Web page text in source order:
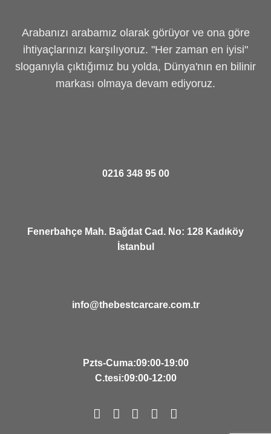
Arabanızı arabamız olarak görüyor ve ona göre
ihtiyaçlarınızı karşılıyoruz. "Her zaman en iyisi"
sloganıyla çıktığımız bu yolda, Dünya'nın en bilinir
markası olmaya devam ediyoruz.
0216 348 95 00
Fenerbahçe Mah. Bağdat Cad. No: 128 Kadıköy
İstanbul
info@thebestcarcare.com.tr
Pzts-Cuma:09:00-19:00
C.tesi:09:00-12:00